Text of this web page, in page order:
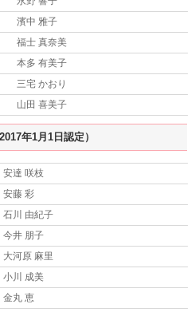
濱中 雅子
福士 真奈美
本多 有美子
三宅 かおり
山田 喜美子
年1月1日認定）
安達 咲枝
安藤 彩
石川 由紀子
今井 朋子
大河原 麻里
小川 成美
金丸 恵